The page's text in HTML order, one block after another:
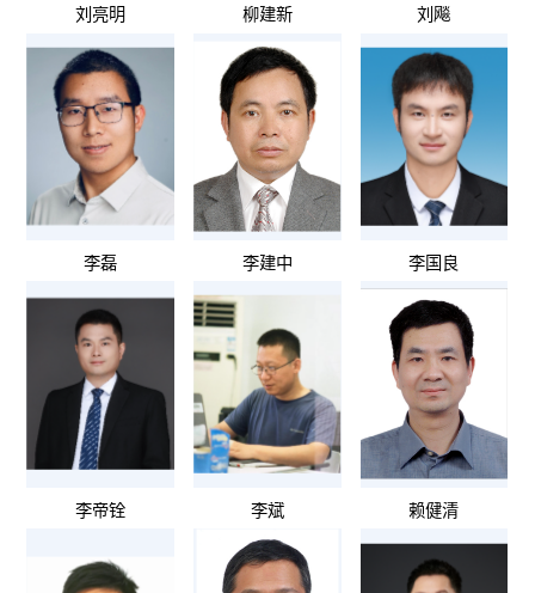
刘亮明 柳建新 刘飚
李磊 李建中 李国良
李帝铨 李斌 赖健清